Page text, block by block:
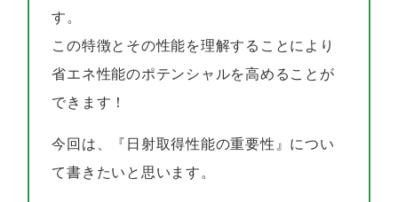
す。
この特徴とその性能を理解することにより
省エネ性能のポテンシャルを高めることが
できます！
今回は、『日射取得性能の重要性』につい
て書きたいと思います。